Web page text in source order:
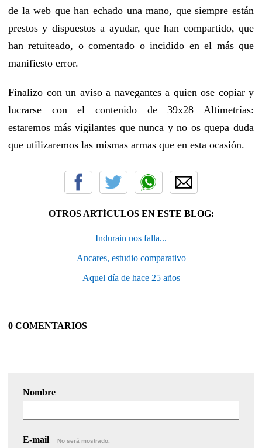
de la web que han echado una mano, que siempre están
prestos y dispuestos a ayudar, que han compartido, que
han retuiteado, o comentado o incidido en el más que
manifiesto error.
Finalizo con un aviso a navegantes a quien ose copiar y
lucrarse con el contenido de 39x28 Altimetrías:
estaremos más vigilantes que nunca y no os quepa duda
que utilizaremos las mismas armas que en esta ocasión.
OTROS ARTÍCULOS EN ESTE BLOG:
Indurain nos falla...
Ancares, estudio comparativo
Aquel día de hace 25 años
0 COMENTARIOS
Nombre
E-mail No será mostrado.